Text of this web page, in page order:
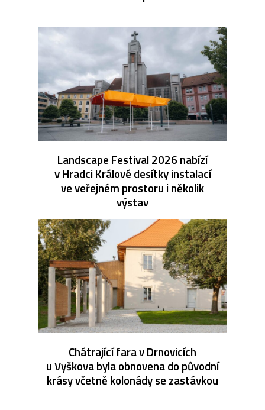
Landscape Festival 2026 nabízí
v Hradci Králové desítky instalací
ve veřejném prostoru i několik
výstav
Chátrající fara v Drnovicích
u Vyškova byla obnovena do původní
krásy včetně kolonády se zastávkou